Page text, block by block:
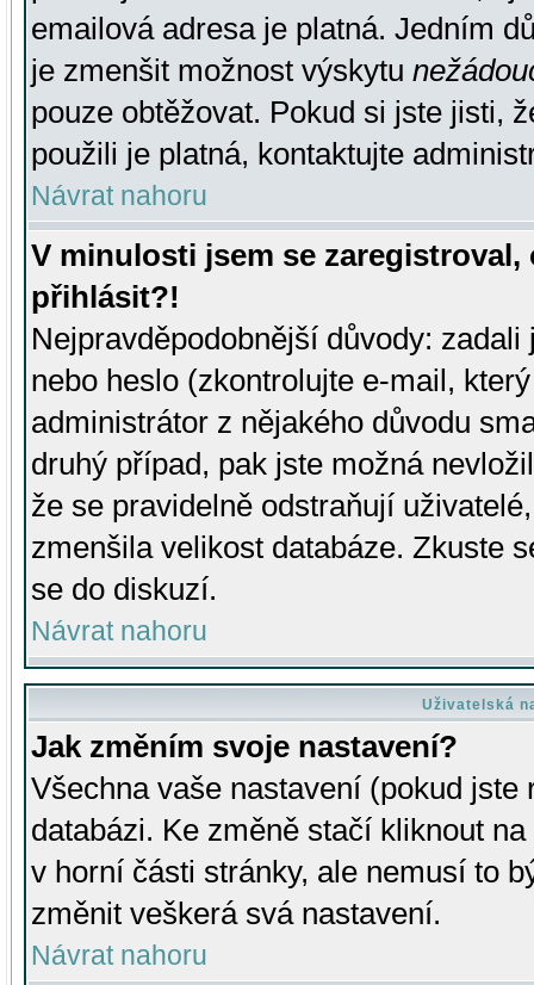
emailová adresa je platná. Jedním
je zmenšit možnost výskytu
pouze obtěžovat. Pokud si jste jisti,
použili je platná, kontaktujte
Návrat nahoru
V minulosti jsem se
přihlásit?!
Nejpravděpodobnější důvody:
nebo heslo (zkontrolujte e-mail,
administrátor z nějakého důvodu
druhý případ, pak jste možná
že se pravidelně odstraňují
zmenšila velikost databáze. Zkuste
se do diskuzí.
Návrat nahoru
Uživatelská
Jak změním svoje nastavení?
Všechna vaše nastavení (pokud
databázi. Ke změně stačí kliknout
v horní části stránky, ale nemusí to
změnit veškerá svá nastavení.
Návrat nahoru